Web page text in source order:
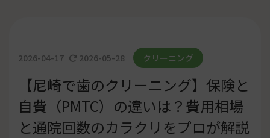
2026-04-17 2026-05-28 クリーニング
【尼崎で歯のクリーニング】保険と
自費（PMTC）の違いは？費用相場
と通院回数のカラクリをプロが解説